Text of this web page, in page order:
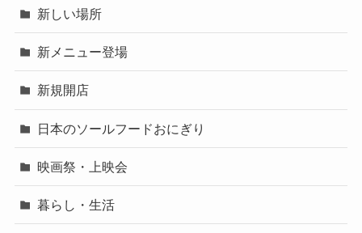
新しい場所
新メニュー登場
新規開店
日本のソールフードおにぎり
映画祭・上映会
暮らし・生活